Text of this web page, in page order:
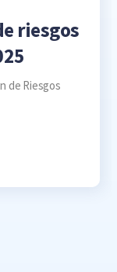
riesgos
de Riesgos